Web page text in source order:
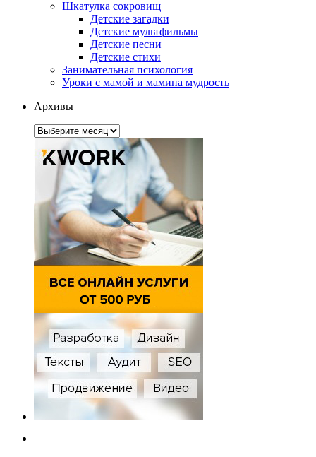
Шкатулка сокровищ
Детские загадки
Детские мультфильмы
Детские песни
Детские стихи
Занимательная психология
Уроки с мамой и мамина мудрость
Архивы
Архивы